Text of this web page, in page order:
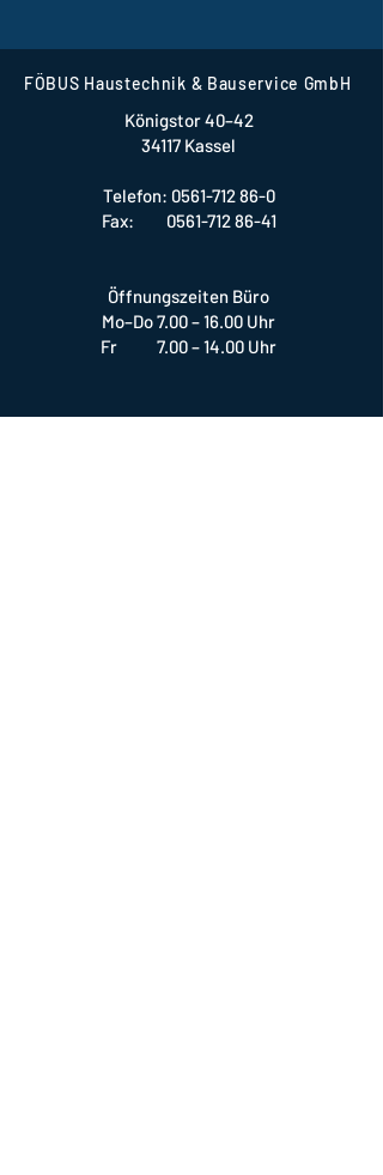
FÖBUS Haustechnik & Bauservice GmbH
Königstor 40–42
34117 Kassel
Telefon: 0561-712 86-0
Fax: 0561-712 86-41
Öffnungszeiten Büro
Mo–Do 7.00 – 16.00 Uhr
Fr 7.00 – 14.00 Uhr